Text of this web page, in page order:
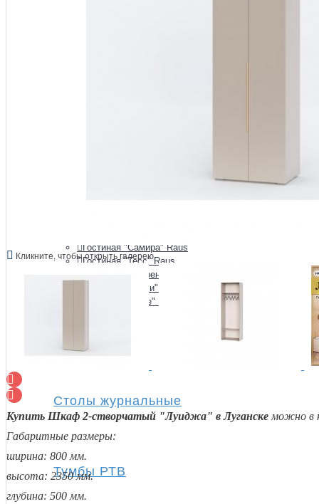
Гостиная "Самира" Raus
Гостиная "Тесс" Raus
Гостиная "Флоренция" BTS
Гостиная "Чарли" Raus
Гостиная "Шале" Raus
Столы журнальные
Тумбы РТВ
Кликните, чтобы открыть галерею
Купить Шкаф 2-створчатый "Луиджа" в Луганске можно в
Габаритные размеры:
ширина: 800 мм.
высота: 2350 мм.
глубина: 500 мм.